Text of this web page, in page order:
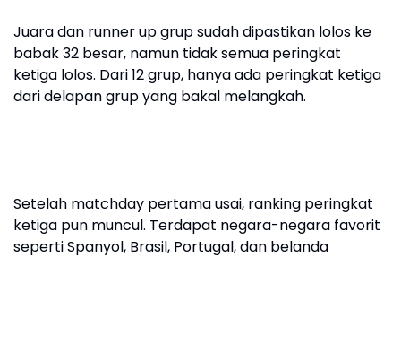
Juara dan runner up grup sudah dipastikan lolos ke
babak 32 besar, namun tidak semua peringkat
ketiga lolos. Dari 12 grup, hanya ada peringkat ketiga
dari delapan grup yang bakal melangkah.
Setelah matchday pertama usai, ranking peringkat
ketiga pun muncul. Terdapat negara-negara favorit
seperti Spanyol, Brasil, Portugal, dan belanda